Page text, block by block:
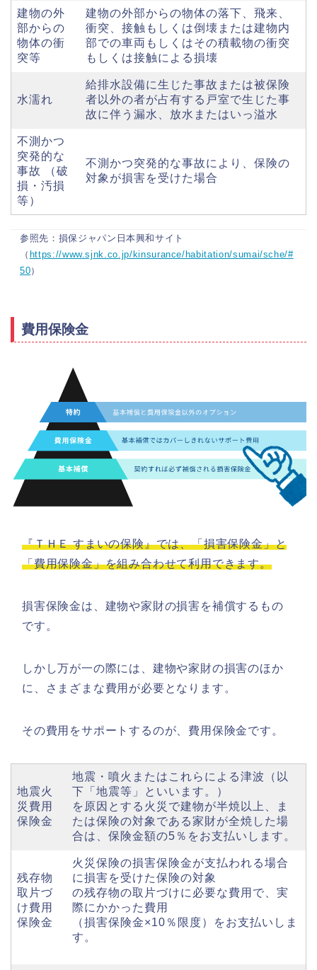
建物の外
部からの
物体の衝
突等
建物の外部からの物体の落下、飛来、
衝突、接触もしくは倒壊または建物内
部での車両もしくはその積載物の衝突
もしくは接触による損壊
水濡れ
給排水設備に生じた事故または被保険
者以外の者が占有する戸室で生じた事
故に伴う漏水、放水またはいっ溢水
不測かつ
突発的な
事故 （破
損・汚損
等）
不測かつ突発的な事故により、保険の
対象が損害を受けた場合
参照先：損保ジャパン日本興和サイト
（ https://www.sjnk.co.jp/kinsurance/habitation/sumai/sche/#
50）
費用保険金
『ＴＨＥ すまいの保険』では、「損害保険⾦」と
「費⽤保険⾦」を組み合わせて利用できます。
損害保険⾦は、建物や家財の損害を補償するもの
です。
しかし万が⼀の際には、建物や家財の損害のほか
に、さまざまな費⽤が必要となります。
その費⽤をサポートするのが、費⽤保険⾦です。
地震⽕
災費⽤
保険⾦
地震・噴⽕またはこれらによる津波（以
下「地震等」といいます。）
を原因とする⽕災で建物が半焼以上、ま
たは保険の対象である家財が全焼した場
合は、保険⾦額の5％をお⽀払いします。
残存物
取⽚づ
け費⽤
保険⾦
⽕災保険の損害保険⾦が⽀払われる場合
に損害を受けた保険の対象
の残存物の取⽚づけに必要な費⽤で、実
際にかかった費⽤
（損害保険⾦×10％限度）をお⽀払いしま
す。